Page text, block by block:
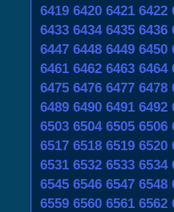
6419 6420 6421 6422
6433 6434 6435 6436
6447 6448 6449 6450
6461 6462 6463 6464
6475 6476 6477 6478
6489 6490 6491 6492
6503 6504 6505 6506
6517 6518 6519 6520
6531 6532 6533 6534
6545 6546 6547 6548
6559 6560 6561 6562